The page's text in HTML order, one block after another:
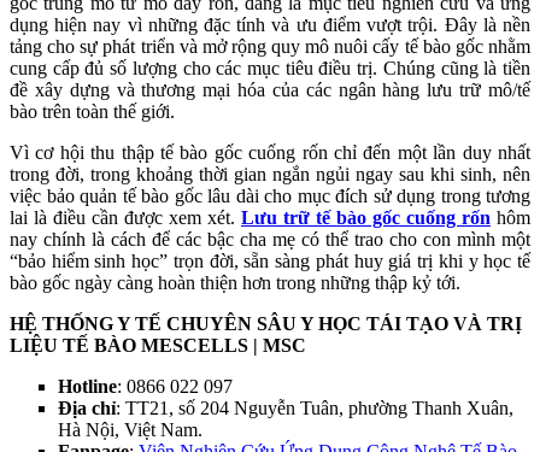
dụng hiện nay vì những đặc tính và ưu điểm vượt trội. Đây là nền
tảng cho sự phát triển và mở rộng quy mô nuôi cấy tế bào gốc nhằm
cung cấp đủ số lượng cho các mục tiêu điều trị. Chúng cũng là tiền
đề xây dựng và thương mại hóa của các ngân hàng lưu trữ mô/tế
bào trên toàn thế giới.
Vì cơ hội thu thập tế bào gốc cuống rốn chỉ đến một lần duy nhất
trong đời, trong khoảng thời gian ngắn ngủi ngay sau khi sinh, nên
việc bảo quản tế bào gốc lâu dài cho mục đích sử dụng trong tương
lai là điều cần được xem xét. Lưu trữ tế bào gốc cuống rốn hôm
nay chính là cách để các bậc cha mẹ có thể trao cho con mình một
“bảo hiểm sinh học” trọn đời, sẵn sàng phát huy giá trị khi y học tế
bào gốc ngày càng hoàn thiện hơn trong những thập kỷ tới.
HỆ THỐNG Y TẾ CHUYÊN SÂU Y HỌC TÁI TẠO VÀ TRỊ
LIỆU TẾ BÀO MESCELLS | MSC
Hotline: 0866 022 097
Địa chỉ: TT21, số 204 Nguyễn Tuân, phường Thanh Xuân,
Hà Nội, Việt Nam.